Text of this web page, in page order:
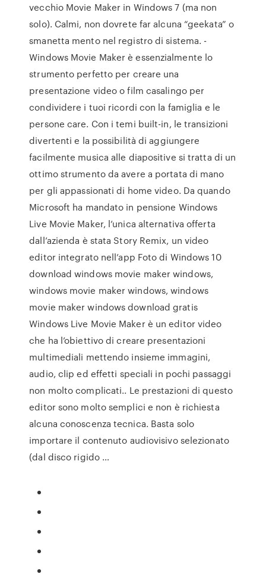
vecchio Movie Maker in Windows 7 (ma non
solo). Calmi, non dovrete far alcuna “geekata” o
smanetta mento nel registro di sistema. -
Windows Movie Maker è essenzialmente lo
strumento perfetto per creare una
presentazione video o film casalingo per
condividere i tuoi ricordi con la famiglia e le
persone care. Con i temi built-in, le transizioni
divertenti e la possibilità di aggiungere
facilmente musica alle diapositive si tratta di un
ottimo strumento da avere a portata di mano
per gli appassionati di home video. Da quando
Microsoft ha mandato in pensione Windows
Live Movie Maker, l’unica alternativa offerta
dall’azienda è stata Story Remix, un video
editor integrato nell’app Foto di Windows 10
download windows movie maker windows,
windows movie maker windows, windows
movie maker windows download gratis
Windows Live Movie Maker è un editor video
che ha l’obiettivo di creare presentazioni
multimediali mettendo insieme immagini,
audio, clip ed effetti speciali in pochi passaggi
non molto complicati.. Le prestazioni di questo
editor sono molto semplici e non è richiesta
alcuna conoscenza tecnica. Basta solo
importare il contenuto audiovisivo selezionato
(dal disco rigido …